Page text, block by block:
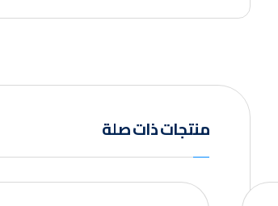
منتجات ذات صلة